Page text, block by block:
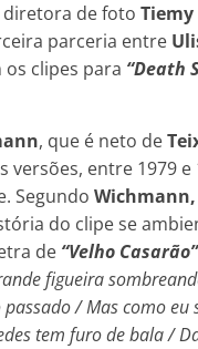
diretora de foto
parceria entre
clipes para “Death
, que é neto de
versões, entre 1979 e
Segundo Wichmann,
do clipe se
de “Velho Casarão”
figueira
/ Mas como
tem furo de bala /